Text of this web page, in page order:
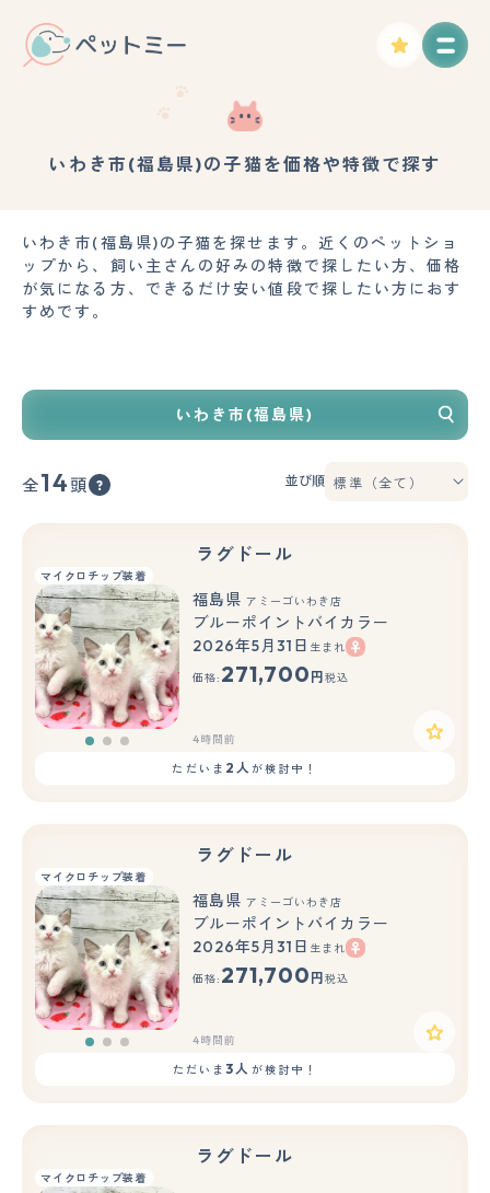
いわき市(福島県)の子猫を価格や特徴で探す
いわき市(福島県)の子猫を探せます。近くのペットショ
ップから、飼い主さんの好みの特徴で探したい方、価格
が気になる方、できるだけ安い値段で探したい方におす
すめです。
いわき市(福島県)
全14 頭 並び順
ラグドール
マイクロチップ装着
もっと見る
福島県 アミーゴいわき店
ブルーポイントバイカラー
2026年5月31日 生まれ
価格: 271,700 円 税込
4時間前
ただいま 2人が検討中！
ラグドール
マイクロチップ装着
もっと見る
福島県 アミーゴいわき店
ブルーポイントバイカラー
2026年5月31日 生まれ
価格: 271,700 円 税込
4時間前
ただいま3人 が検討中！
ラグドール
マイクロチップ装着